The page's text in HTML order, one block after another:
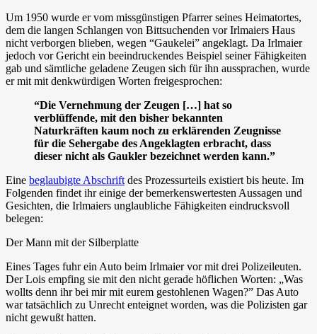
Um 1950 wurde er vom missgünstigen Pfarrer seines Heimatortes,
dem die langen Schlangen von Bittsuchenden vor Irlmaiers Haus
nicht verborgen blieben, wegen “Gaukelei” angeklagt. Da Irlmaier
jedoch vor Gericht ein beeindruckendes Beispiel seiner Fähigkeiten
gab und sämtliche geladene Zeugen sich für ihn aussprachen, wurde
er mit mit denkwürdigen Worten freigesprochen:
“Die Vernehmung der Zeugen […] hat so
verblüffende, mit den bisher bekannten
Naturkräften kaum noch zu erklärenden Zeugnisse
für die Sehergabe des Angeklagten erbracht, dass
dieser nicht als Gaukler bezeichnet werden kann.”
Eine beglaubigte Abschrift des Prozessurteils existiert bis heute. Im
Folgenden findet ihr einige der bemerkenswertesten Aussagen und
Gesichten, die Irlmaiers unglaubliche Fähigkeiten eindrucksvoll
belegen:
Der Mann mit der Silberplatte
Eines Tages fuhr ein Auto beim Irlmaier vor mit drei Polizeileuten.
Der Lois empfing sie mit den nicht gerade höflichen Worten: „Was
wollts denn ihr bei mir mit eurem gestohlenen Wagen?” Das Auto
war tatsächlich zu Unrecht enteignet worden, was die Polizisten gar
nicht gewußt hatten.